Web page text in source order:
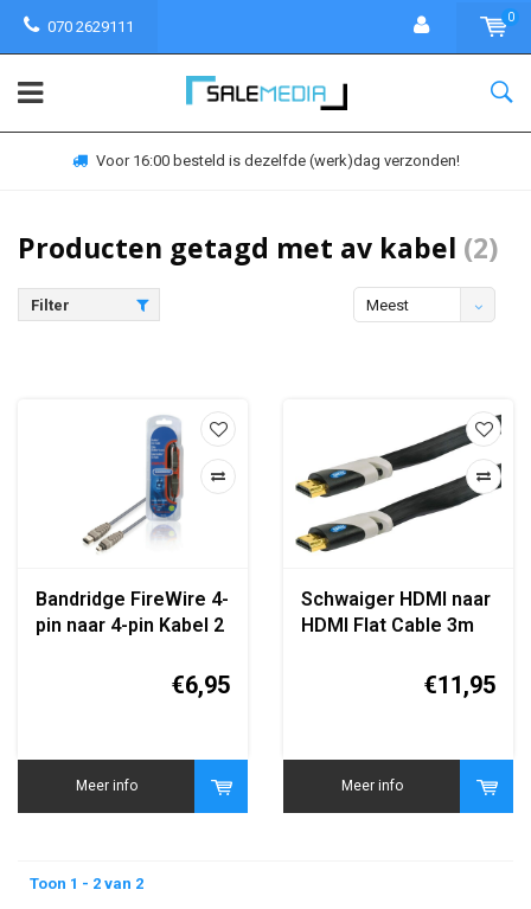
070 2629111
0
Voor 16:00 besteld is dezelfde (werk)dag verzonden!
Producten getagd met av kabel (2)
Filter
Meest
Bandridge FireWire 4-
pin naar 4-pin Kabel 2
€6,95
Meer info
Schwaiger HDMI naar
HDMI Flat Cable 3m
€11,95
Meer info
Toon 1 - 2 van 2